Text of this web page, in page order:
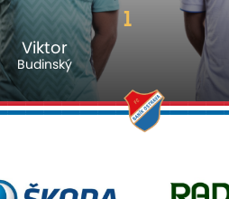
1
Viktor
Budinský